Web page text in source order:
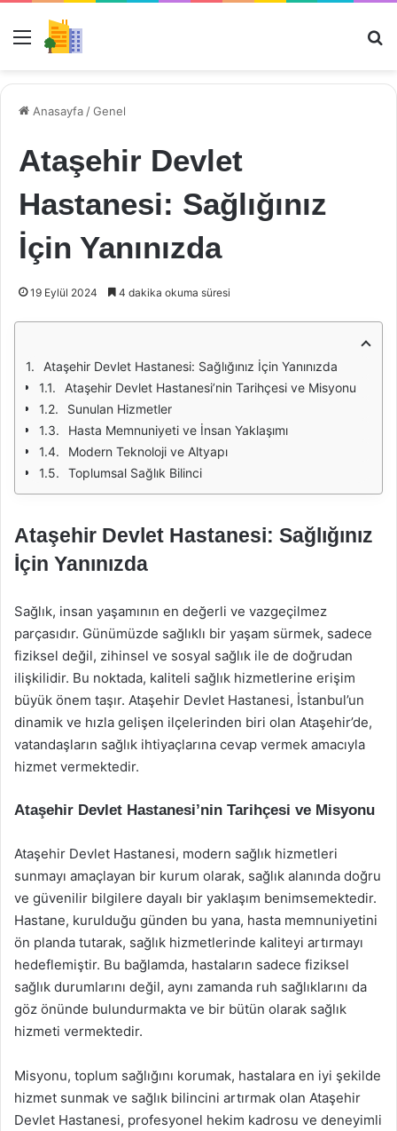
Menü
Anasayfa /Genel
Ataşehir Devlet
Hastanesi: Sağlığınız
İçin Yanınızda
19 Eylül 2024 4 dakika okuma süresi
Ataşehir Devlet Hastanesi: Sağlığınız İçin Yanınızda
Ataşehir Devlet Hastanesi’nin Tarihçesi ve Misyonu
Sunulan Hizmetler
Hasta Memnuniyeti ve İnsan Yaklaşımı
Modern Teknoloji ve Altyapı
Toplumsal Sağlık Bilinci
Ataşehir Devlet Hastanesi: Sağlığınız
İçin Yanınızda
Sağlık, insan yaşamının en değerli ve vazgeçilmez
parçasıdır. Günümüzde sağlıklı bir yaşam sürmek, sadece
fiziksel değil, zihinsel ve sosyal sağlık ile de doğrudan
ilişkilidir. Bu noktada, kaliteli sağlık hizmetlerine erişim
büyük önem taşır. Ataşehir Devlet Hastanesi, İstanbul’un
dinamik ve hızla gelişen ilçelerinden biri olan Ataşehir’de,
vatandaşların sağlık ihtiyaçlarına cevap vermek amacıyla
hizmet vermektedir.
Ataşehir Devlet Hastanesi’nin Tarihçesi ve Misyonu
Ataşehir Devlet Hastanesi, modern sağlık hizmetleri
sunmayı amaçlayan bir kurum olarak, sağlık alanında doğru
ve güvenilir bilgilere dayalı bir yaklaşım benimsemektedir.
Hastane, kurulduğu günden bu yana, hasta memnuniyetini
ön planda tutarak, sağlık hizmetlerinde kaliteyi artırmayı
hedeflemiştir. Bu bağlamda, hastaların sadece fiziksel
sağlık durumlarını değil, aynı zamanda ruh sağlıklarını da
göz önünde bulundurmakta ve bir bütün olarak sağlık
hizmeti vermektedir.
Misyonu, toplum sağlığını korumak, hastalara en iyi şekilde
hizmet sunmak ve sağlık bilincini artırmak olan Ataşehir
Devlet Hastanesi, profesyonel hekim kadrosu ve deneyimli